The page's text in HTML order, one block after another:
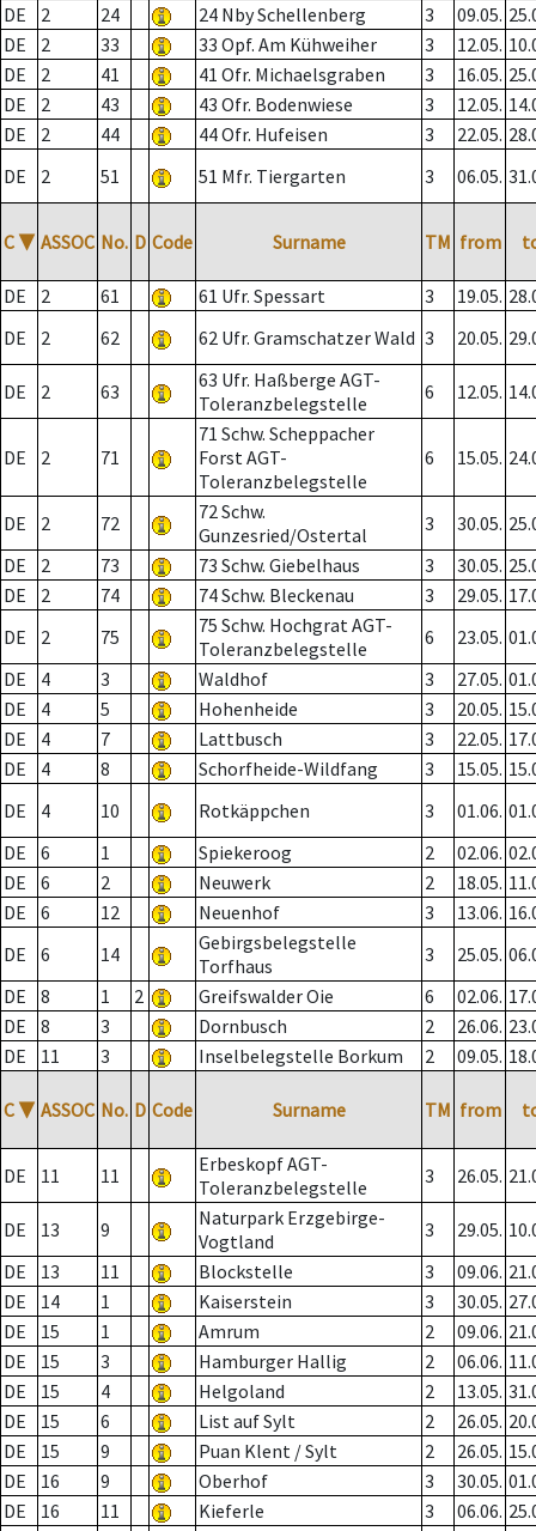
DE
2 24 24 Nby Schellenberg 3 09.05.
DE
2 33 33 Opf. Am Kühweiher 3 12.05.
DE
2 41 41 Ofr. Michaelsgraben 3 16.05.
DE
2 43 43 Ofr. Bodenwiese 3 12.05.
DE
2 44 44 Ofr. Hufeisen 3 22.05.
DE
2 51 51 Mfr. Tiergarten 3 06.05.
C ▼ ASSOC No. D Code Surname TM from
DE 2 61 61 Ufr. Spessart 3 19.05.
DE
2 62 62 Ufr. Gramschatzer Wald 3 20.05.
DE 2 63
63 Ufr. Haßberge AGT-
Toleranzbelegstelle
6 12.05.
DE 2 71
71 Schw. Scheppacher
Forst AGT-
Toleranzbelegstelle
6 15.05.
DE 2 72
72 Schw.
Gunzesried/Ostertal
3 30.05.
DE
2 73 73 Schw. Giebelhaus 3 30.05.
DE
2 74 74 Schw. Bleckenau 3 29.05.
DE
2 75
75 Schw. Hochgrat AGT-
Toleranzbelegstelle
6 23.05.
DE
4 3 Waldhof 3 27.05.
DE
4 5 Hohenheide 3 20.05.
DE
4 7 Lattbusch 3 22.05.
DE
4 8 Schorfheide-Wildfang 3 15.05.
DE
4 10 Rotkäppchen 3 01.06.
DE
6 1 Spiekeroog 2 02.06.
DE
6 2 Neuwerk 2 18.05.
DE
6 12 Neuenhof 3 13.06.
DE
6 14
Gebirgsbelegstelle
Torfhaus
3 25.05.
DE
8 1 2 Greifswalder Oie 6 02.06.
DE
8 3 Dornbusch 2 26.06.
DE
11 3 Inselbelegstelle Borkum 2 09.05.
C ▼ ASSOC No. D Code Surname TM from
DE 11 11
Erbeskopf AGT-
Toleranzbelegstelle
3 26.05.
DE 13 9
Naturpark Erzgebirge-
Vogtland
3 29.05.
DE
13 11 Blockstelle 3 09.06.
DE
14 1 Kaiserstein 3 30.05.
DE
15 1 Amrum 2 09.06.
DE
15 3 Hamburger Hallig 2 06.06.
DE
15 4 Helgoland 2 13.05.
DE
15 6 List auf Sylt 2 26.05.
DE
15 9 Puan Klent / Sylt 2 26.05.
DE
16 9 Oberhof 3 30.05.
DE
16 11 Kieferle 3 06.06.